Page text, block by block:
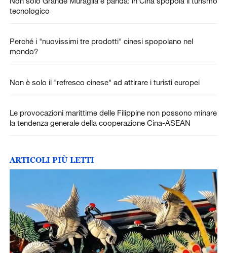
tecnologico
Perché i "nuovissimi tre prodotti" cinesi spopolano nel
mondo?
Non è solo il "refresco cinese" ad attirare i turisti europei
Le provocazioni marittime delle Filippine non possono minare
la tendenza generale della cooperazione Cina-ASEAN
ARTICOLI PIÙ LETTI